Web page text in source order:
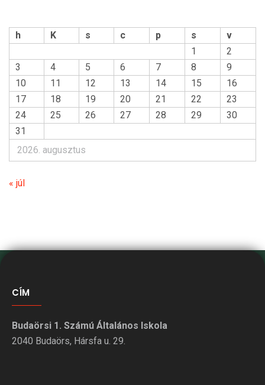
2026. augusztus
h K s c p s
v
1
2
3
4 5 6 7 8
9
10
11 12 13 14 15
16
17
18 19 20 21 22
23
24
25 26 27 28 29
30
31
« júl
CÍM
Budaörsi 1. Számú Általános Iskola
2040 Budaörs, Hársfa u. 29.